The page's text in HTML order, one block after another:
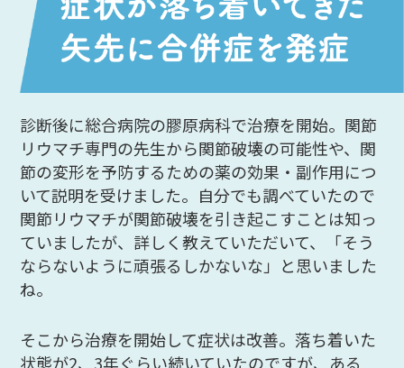
診断後に総合病院の膠原病科で治療を開始。関節
リウマチ専門の先生から関節破壊の可能性や、関
節の変形を予防するための薬の効果・副作用につ
いて説明を受けました。自分でも調べていたので
関節リウマチが関節破壊を引き起こすことは知っ
ていましたが、詳しく教えていただいて、「そう
ならないように頑張るしかないな」と思いました
ね。
そこから治療を開始して症状は改善。落ち着いた
状態が2、3年ぐらい続いていたのですが、ある